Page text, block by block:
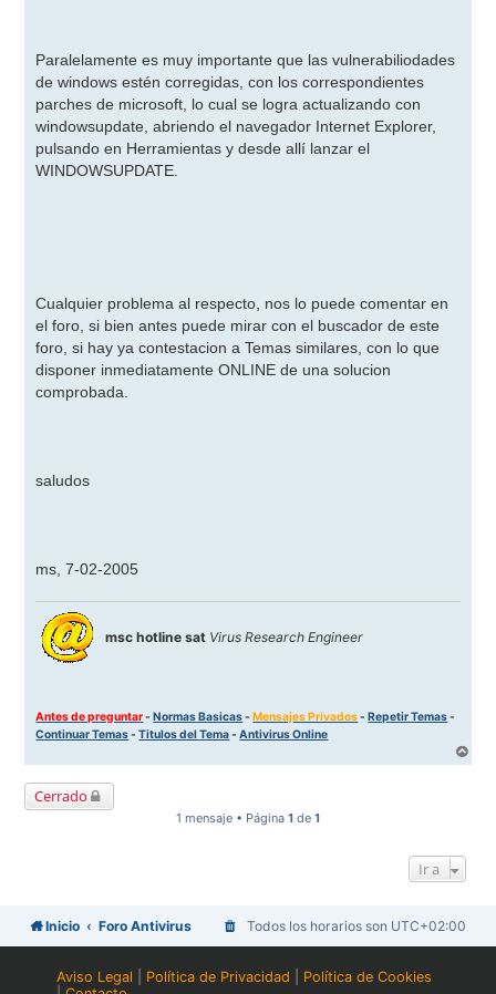
Paralelamente es muy importante que las vulnerabiliodades
de windows estén corregidas, con los correspondientes
parches de microsoft, lo cual se logra actualizando con
windowsupdate, abriendo el navegador Internet Explorer,
pulsando en Herramientas y desde allí lanzar el
WINDOWSUPDATE.
Cualquier problema al respecto, nos lo puede comentar en
el foro, si bien antes puede mirar con el buscador de este
foro, si hay ya contestacion a Temas similares, con lo que
disponer inmediatamente ONLINE de una solucion
comprobada.
saludos
ms, 7-02-2005
msc hotline sat Virus Research Engineer
Antes de preguntar-Normas Basicas-Mensajes Privados-Repetir Temas-
Continuar Temas-Titulos del Tema-Antivirus Online
r
Cerrado
1 mensaje • Página 1 de 1
Ir a
Inicio Foro Antivirus Todos los horarios son UTC+02:00
Aviso Legal Política de Privacidad
Política de Cookies